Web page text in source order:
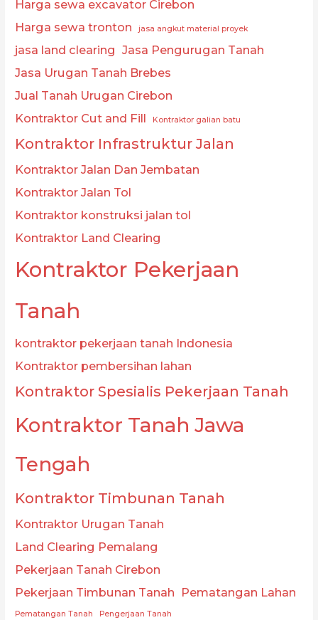
Harga sewa excavator Cirebon
Harga sewa tronton
jasa angkut material proyek
jasa land clearing Jasa Pengurugan Tanah
Jasa Urugan Tanah Brebes
Jual Tanah Urugan Cirebon
Kontraktor Cut and Fill
Kontraktor galian batu
Kontraktor Infrastruktur Jalan
Kontraktor Jalan Dan Jembatan
Kontraktor Jalan Tol
Kontraktor konstruksi jalan tol
Kontraktor Land Clearing
Kontraktor Pekerjaan
Tanah
kontraktor pekerjaan tanah Indonesia
Kontraktor pembersihan lahan
Kontraktor Spesialis Pekerjaan Tanah
Kontraktor Tanah Jawa
Tengah
Kontraktor Timbunan Tanah
Kontraktor Urugan Tanah
Land Clearing Pemalang
Pekerjaan Tanah Cirebon
Pekerjaan Timbunan Tanah Pematangan Lahan
Pematangan Tanah Pengerjaan Tanah